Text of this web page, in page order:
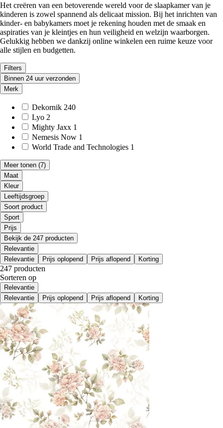
Het creëren van een betoverende wereld voor de slaapkamer van je
kinderen is zowel spannend als delicaat mission. Bij het inrichten van
kinder- en babykamers moet je rekening houden met de smaak en
aspiraties van je kleintjes en hun veiligheid en welzijn waarborgen.
Gelukkig hebben we dankzij online winkelen een ruime keuze voor
alle stijlen en budgetten.
Filters
Binnen 24 uur verzonden
Merk
Dekornik 240
Lyo 2
Mighty Jaxx 1
Nemesis Now 1
World Trade and Technologies 1
Meer tonen (7)
Maat
Kleur
Leeftijdsgroep
Soort product
Sport
Prijs
Bekijk de 247 producten
Relevantie
Relevantie
Prijs oplopend Prijs aflopend Korting
247 producten
Sorteren op
Relevantie
Relevantie
Prijs oplopend Prijs aflopend Korting